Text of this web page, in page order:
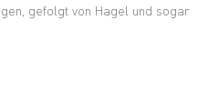
gefolgt von Hagel und sogar